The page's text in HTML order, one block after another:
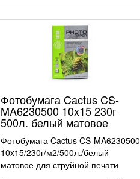
Фотобумага Cactus CS-
MA6230500 10x15 230г
500л. белый матовое
Фотобумага Cactus CS-MA6230500
10x15/230г/м2/500л./белый
матовое для струйной печати